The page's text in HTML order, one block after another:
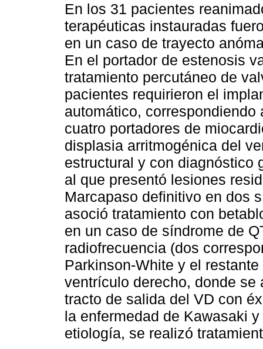
En los 31 pacientes
terapéuticas instauradas
en un caso de trayecto
En el portador de estenosis
tratamiento percutáneo de
pacientes requirieron el
automático,
cuatro portadores de
displasia arritmogénica del
estructural y con diagnóstico
al que presentó lesiones
Marcapaso definitivo en dos
asoció tratamiento con
en un caso de síndrome de
radiofrecuencia (dos
Parkinson-White y el
ventrículo derecho, donde
tracto de salida del VD con
la enfermedad de Kawasaki
etiología, se realizó